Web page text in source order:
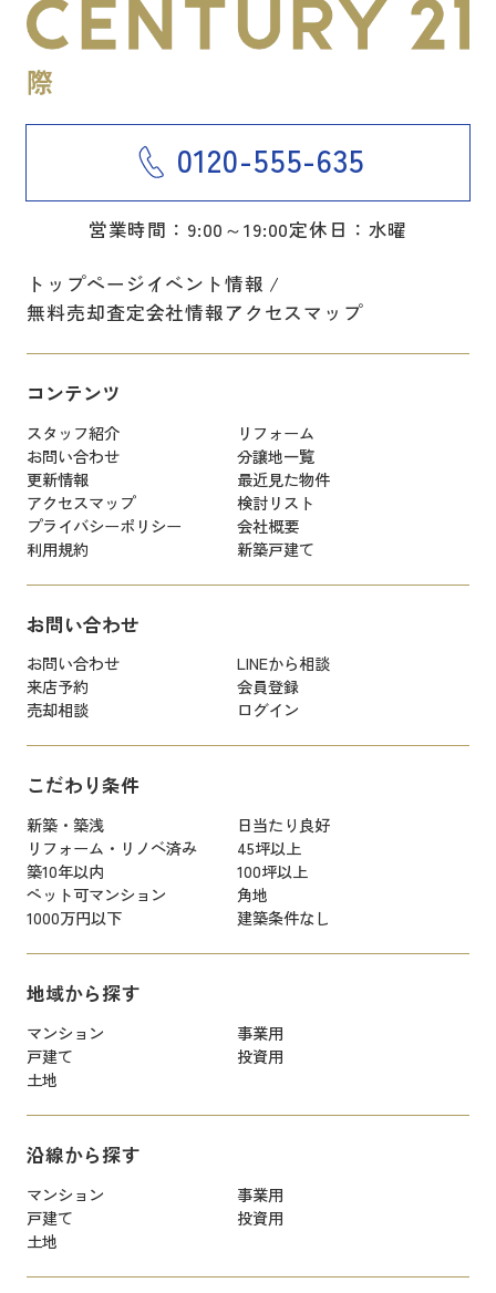
0120-555-635
営業時間：9:00～19:00定休日：水曜
トップページイベント情報
無料売却査定会社情報アクセスマップ
コンテンツ
スタッフ紹介
リフォーム
お問い合わせ
分譲地一覧
更新情報
最近見た物件
アクセスマップ
検討リスト
プライバシーポリシー
会社概要
利用規約
新築戸建て
お問い合わせ
お問い合わせ
LINEから相談
来店予約
会員登録
売却相談
ログイン
こだわり条件
新築・築浅
日当たり良好
リフォーム・リノベ済み
45坪以上
築10年以内
100坪以上
ペット可マンション
角地
1000万円以下
建築条件なし
地域から探す
マンション
事業用
戸建て
投資用
土地
沿線から探す
マンション
事業用
戸建て
投資用
土地